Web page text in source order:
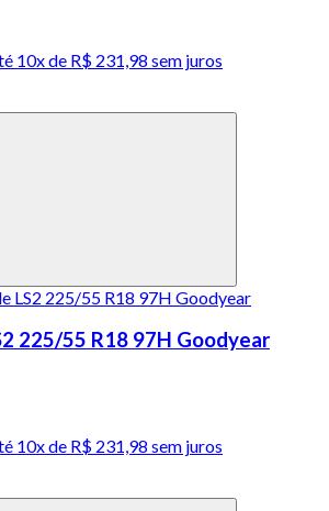
10x de R$ 231,98 sem juros
225/55 R18 97H Goodyear
10x de R$ 231,98 sem juros